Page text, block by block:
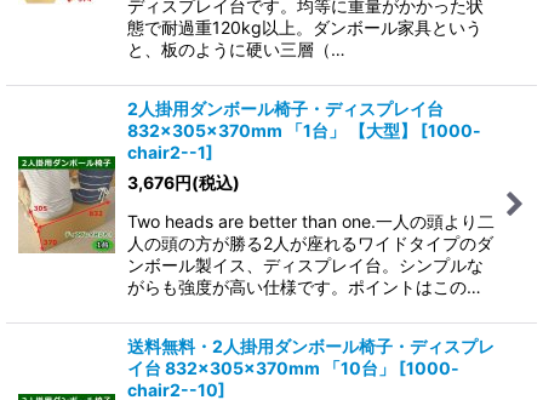
ディスプレイ台です。均等に重量がかかった状
態で耐過重120kg以上。ダンボール家具という
と、板のように硬い三層（…
2人掛用ダンボール椅子・ディスプレイ台
832×305×370mm 「1台」
【大型】 [1000-
chair2--1]
3,676円(税込)
Two heads are better than one.一人の頭より二
人の頭の方が勝る2人が座れるワイドタイプのダ
ンボール製イス、ディスプレイ台。シンプルな
がらも強度が高い仕様です。ポイントはこの…
送料無料・2人掛用ダンボール椅子・ディスプレ
イ台 832×305×370mm 「10台」
[1000-
chair2--10]